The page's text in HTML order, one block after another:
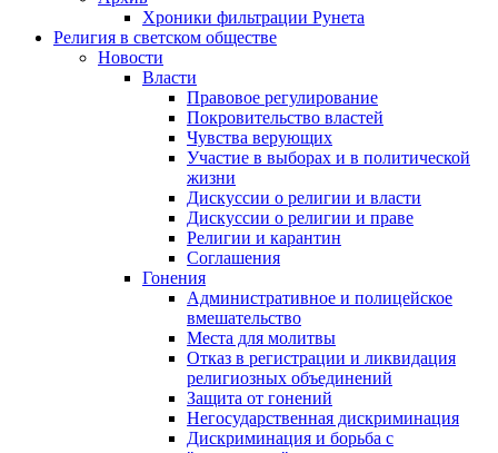
Хроники фильтрации Рунета
Религия в светском обществе
Новости
Власти
Правовое регулирование
Покровительство властей
Чувства верующих
Участие в выборах и в политической
жизни
Дискуссии о религии и власти
Дискуссии о религии и праве
Религии и карантин
Соглашения
Гонения
Административное и полицейское
вмешательство
Места для молитвы
Отказ в регистрации и ликвидация
религиозных объединений
Защита от гонений
Негосударственная дискриминация
Дискриминация и борьба с